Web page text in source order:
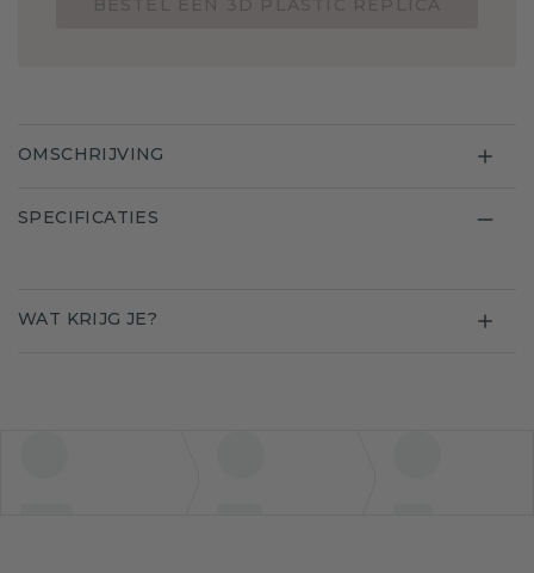
OMSCHRIJVING
SPECIFICATIES
WAT KRIJG JE?